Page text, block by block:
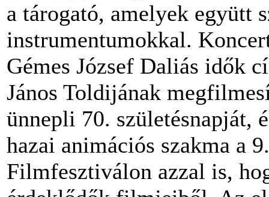
a tárogató, amelyek együtt
instrumentumokkal.
Gémes József Daliás idők
János Toldijának
ünnepli 70. születésnapját,
hazai animációs szakma a
Filmfesztiválon azzal is,